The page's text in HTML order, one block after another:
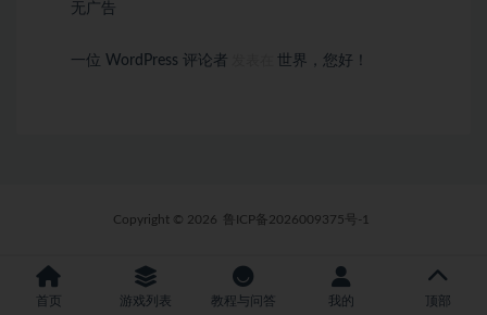
无广告
一位 WordPress 评论者 世界，您好！
Copyright © 2026 鲁ICP备2026009375号-1
首页 游戏列表 教程与问答 我的 顶部